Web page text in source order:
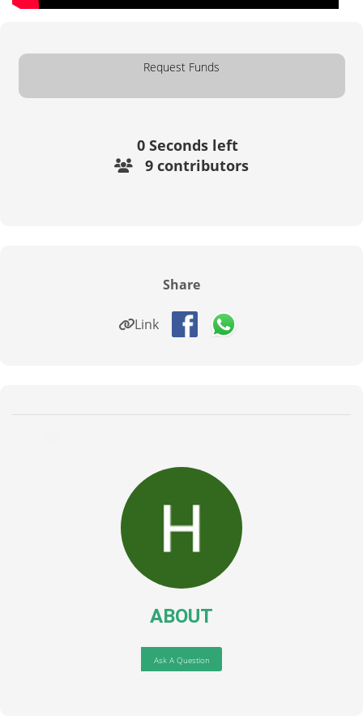
Request Funds
0 Seconds left
9 contributors
Share
Link
ABOUT
Ask A Question